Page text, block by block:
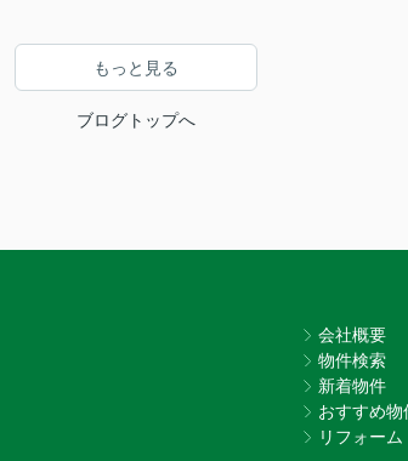
もっと見る
ブログトップへ
会社概要
物件検索
新着物件
おすすめ物
リフォー